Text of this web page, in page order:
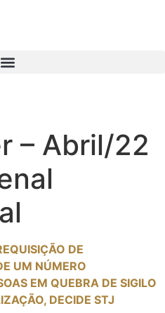
– Abril/22
DE
UM NÚMERO
EM QUEBRA DE SIGILO
DECIDE STJ